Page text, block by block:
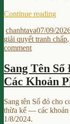
Continue reading
Đất
Đai
Sổ
Đỏ
Thì
Thế
Author
chanhtavaPosted
on
07/09/
giải quyết tranh chấp,
commenton
Chấp
Đất
Đai
Có
Sổ
Sang Tên
Các Khoản
Sang tên Sổ đỏ cho
thừa kế — các khoản
1/8/2024.